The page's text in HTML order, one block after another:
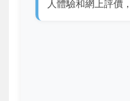
人體驗和網上評價